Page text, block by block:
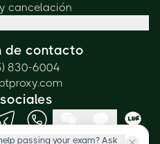
cancelación
de contacto
830-6004
passing your exam? Ask